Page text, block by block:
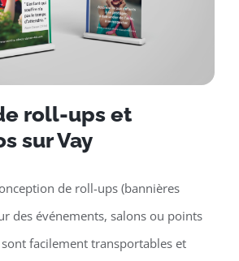
roll-ups et
sur Vay
de roll-ups (bannières
des événements, salons ou points
facilement transportables et